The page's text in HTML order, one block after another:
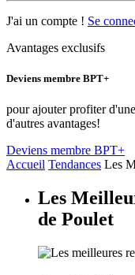
J'ai un compte ! Se
Avantages exclusifs
Deviens membre BPT+
pour ajouter profiter
d'autres avantages!
Deviens membre BPT+
Accueil Tendances Les
Les
de Poulet